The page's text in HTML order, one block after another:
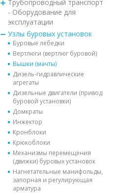
Трубопроводный транспорт
- Оборудование для
эксплуатации
Узлы буровых установок
Буровые лебедки
Вертлюги (вертлюг буровой)
Вышки (мачты)
Дизель-гидравлические
агрегаты
Дизельные двигатели (привод
буровой установки)
Домкраты
Инжектор
Кронблоки
Крюкоблоки
Механизмы перемещения
(движки) буровых установок
Нагнетательные манифольды,
запорная и регулирующая
арматура